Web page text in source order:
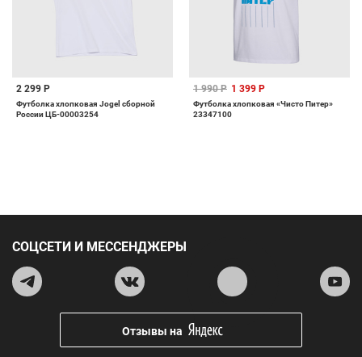
2 299 Р
Футболка хлопковая Jogel сборной
России ЦБ-00003254
1 990 Р 1 399 Р
Футболка хлопковая «Чисто Питер»
23347100
СОЦСЕТИ И МЕССЕНДЖЕРЫ
Отзывы на